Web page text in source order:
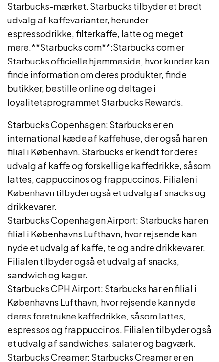
Starbucks-mærket. Starbucks tilbyder et bredt
udvalg af kaffevarianter, herunder
espressodrikke, filterkaffe, latte og meget
mere.**Starbucks com**:Starbucks com er
Starbucks officielle hjemmeside, hvor kunder kan
finde information om deres produkter, finde
butikker, bestille online og deltage i
loyalitetsprogrammet Starbucks Rewards.
Starbucks Copenhagen: Starbucks er en
international kæde af kaffehuse, der også har en
filial i København. Starbucks er kendt for deres
udvalg af kaffe og forskellige kaffedrikke, såsom
lattes, cappuccinos og frappuccinos. Filialen i
København tilbyder også et udvalg af snacks og
drikkevarer.
Starbucks Copenhagen Airport: Starbucks har en
filial i Københavns Lufthavn, hvor rejsende kan
nyde et udvalg af kaffe, te og andre drikkevarer.
Filialen tilbyder også et udvalg af snacks,
sandwich og kager.
Starbucks CPH Airport: Starbucks har en filial i
Københavns Lufthavn, hvor rejsende kan nyde
deres foretrukne kaffedrikke, såsom lattes,
espressos og frappuccinos. Filialen tilbyder også
et udvalg af sandwiches, salater og bagværk.
Starbucks Creamer: Starbucks Creamer er en